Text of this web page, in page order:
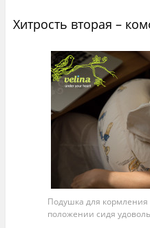
Хитрость вторая –
Подушка для
положении сидя